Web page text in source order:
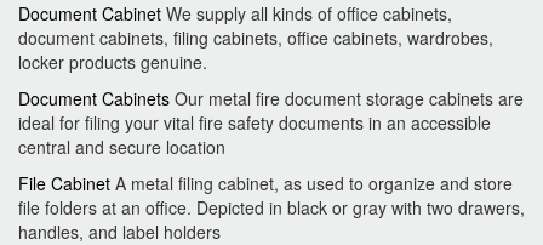
Document Cabinet We supply all kinds of office cabinets,
document cabinets, filing cabinets, office cabinets, wardrobes,
locker products genuine.
Document Cabinets Our metal fire document storage cabinets are
ideal for filing your vital fire safety documents in an accessible
central and secure location
File Cabinet A metal filing cabinet, as used to organize and store
file folders at an office. Depicted in black or gray with two drawers,
handles, and label holders